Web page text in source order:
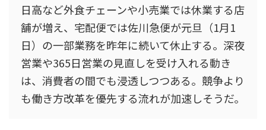
日高など外食チェーンや小売業では休業する店
舗が増え、宅配便では佐川急便が元旦（1月1
日）の一部業務を昨年に続いて休止する。深夜
営業や365日営業の見直しを受け入れる動き
は、消費者の間でも浸透しつつある。競争より
も働き方改革を優先する流れが加速しそうだ。